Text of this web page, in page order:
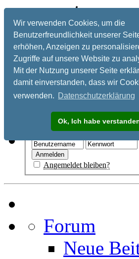
Wir verwenden Cookies, um die
Benutzerfreundlichkeit unserer
erhöhen, Anzeigen zu
Zugriffe auf unsere Website zu
Mit der Nutzung unserer Seite
damit einverstanden, dass wir
verwenden. Datenschutzerklärung
Ok, Ich habe
Registrieren
Angemeldet bleiben?
Forum
Neue